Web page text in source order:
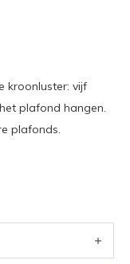
kroonluster: vijf
plafond hangen.
plafonds.